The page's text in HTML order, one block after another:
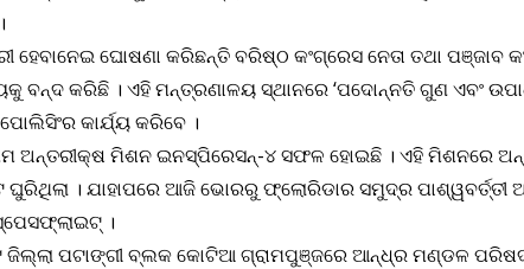
ଘୋଷଣା କରିଛନ୍ତି ବରିଷ୍ଠ କଂଗ୍ରେସ ନେତା ତଥା ପଞ୍ଜାବ
ବନ୍ଦ କରିଛି । ଏହି ମନ୍ତ୍ରଣାଳୟ ସ୍ଥାନରେ ‘ପଦୋନ୍ନତି ଗୁଣ ଏବଂ
କାର୍ଯ୍ୟ କରିବେ ।
ମିଶନ ଇନସ୍ପିରେସନ୍-୪ ସଫଳ ହୋଇଛି । ଏହି ମିଶନରେ
ଘୁରିଥିଲା । ଯାହାପରେ ଆଜି ଭୋରରୁ ଫ୍ଲୋରିଡାର ସମୁଦ୍ର
।
ପଟାଙ୍ଗୀ ବ୍ଲକ କୋଟିଆ ଗ୍ରାମପୁଞ୍ଜରେ ଆନ୍ଧ୍ର ମଣ୍ଡଳ ପରିଷଦ